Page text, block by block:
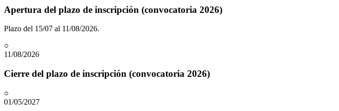
Apertura del plazo de inscripción (convocatoria 2026)
Plazo del 15/07 al 11/08/2026.
○
11/08/2026
Cierre del plazo de inscripción (convocatoria 2026)
○
01/05/2027